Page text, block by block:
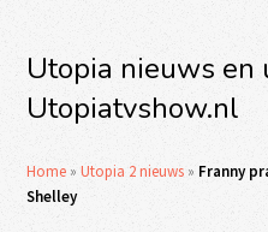
Utopia nieuws en
Utopiatvshow.nl
Home »Utopia 2 nieuws » Franny
Shelley